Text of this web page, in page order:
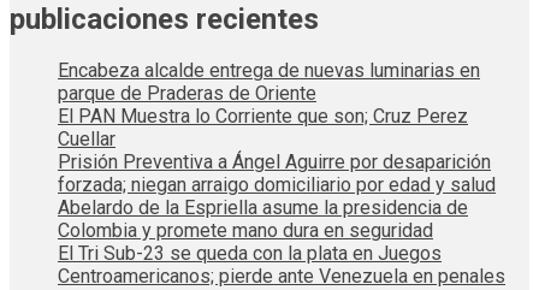
publicaciones recientes
Encabeza alcalde entrega de nuevas luminarias en
parque de Praderas de Oriente
El PAN Muestra lo Corriente que son; Cruz Perez
Cuellar
Prisión Preventiva a Ángel Aguirre por desaparición
forzada; niegan arraigo domiciliario por edad y salud
Abelardo de la Espriella asume la presidencia de
Colombia y promete mano dura en seguridad
El Tri Sub-23 se queda con la plata en Juegos
Centroamericanos; pierde ante Venezuela en penales